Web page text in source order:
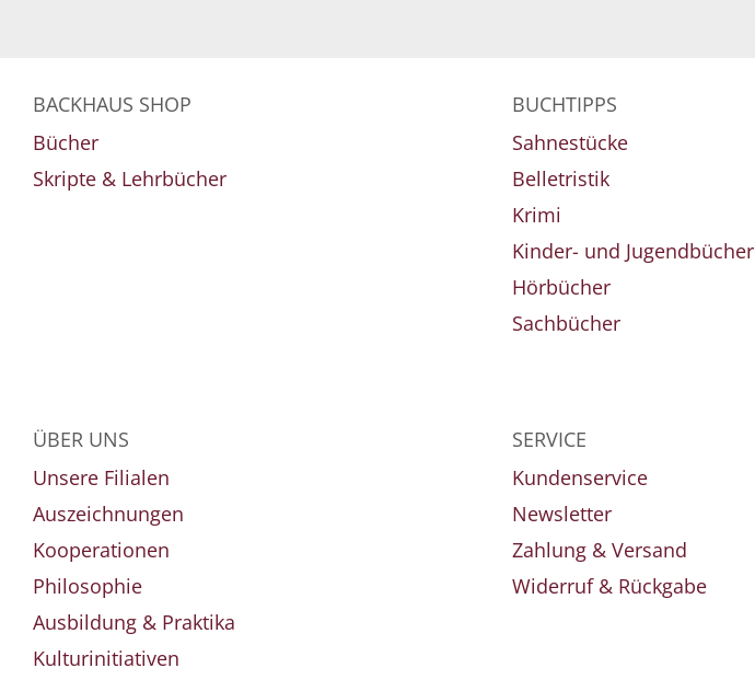
BACKHAUS SHOP
Bücher
Skripte & Lehrbücher
BUCHTIPPS
Sahnestücke
Belletristik
Krimi
Kinder- und Jugendbücher
Hörbücher
Sachbücher
ÜBER UNS
Unsere Filialen
Auszeichnungen
Kooperationen
Philosophie
Ausbildung & Praktika
Kulturinitiativen
SERVICE
Kundenservice
Newsletter
Zahlung & Versand
Widerruf & Rückgabe